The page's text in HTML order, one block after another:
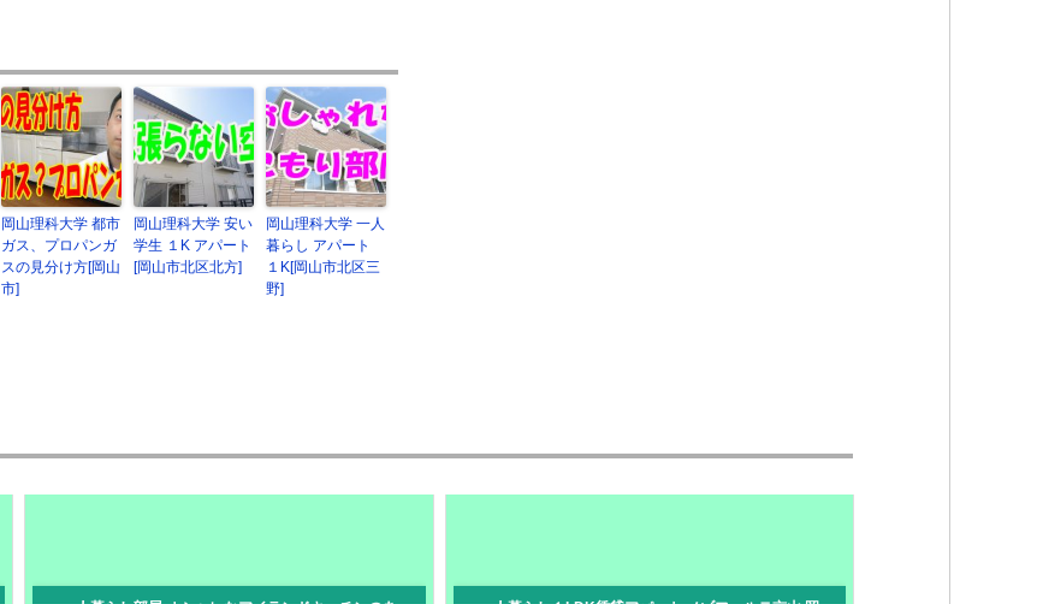
岡山理科大学 都市
ガス、プロパンガ
スの見分け方[岡山
市]
岡山理科大学 安い
学生 １K アパート
[岡山市北区北方]
岡山理科大学 一人
暮らし アパート
１K[岡山市北区三
野]